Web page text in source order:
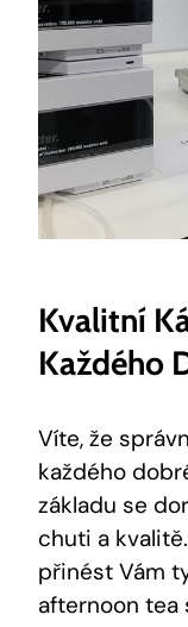
Kvalitní
Každého
Víte, že
každého
základu se
chuti a
přinést Vám
afternoon tea